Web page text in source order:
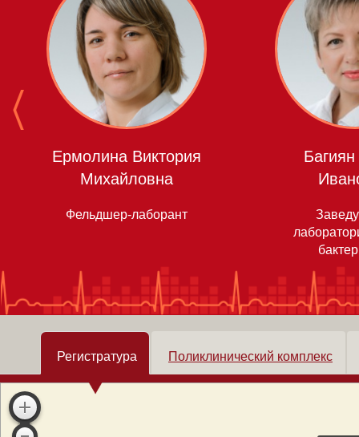
Ермолина Виктория
Михайловна
Фельдшер-лаборант
Регистратура Поликлинический комплекс